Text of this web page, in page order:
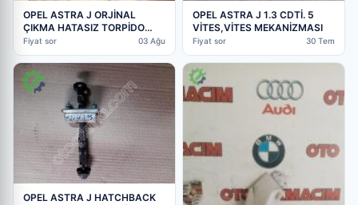
OPEL ASTRA J ORJİNAL
ÇIKMA HATASIZ TORPİDO
AİRBAG KEMER TOKALARI
Fiyat sor 03 Ağu
OPEL ASTRA J 1.3 CDTİ. 5
VİTES,VİTES MEKANİZMASI
Fiyat sor 30 Tem
OPEL ASTRA J HATCHBACK